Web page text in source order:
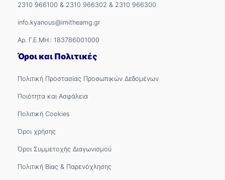
2310 966100 & 2310 966302 & 2310 966300
info.kyanous@imitheamg.gr
Αρ. Γ.Ε.ΜΗ.: 183786001000
Όροι και Πολιτικές
Πολιτική Προστασίας Προσωπικών Δεδομένων
Ποιότητα και Ασφάλεια
Πολιτική Cookies
Όροι χρήσης
Όροι Συμμετοχής Διαγωνισμού
Πολιτική Βίας & Παρενόχλησης